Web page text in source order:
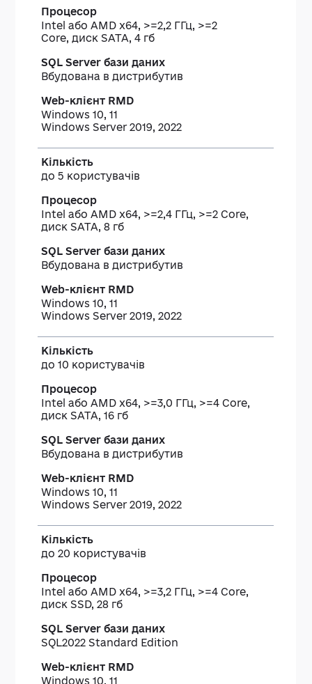
Intel або AMD x64, >=2,2 ГГц, >=2
Core, диск SATA, 4 гб
Вбудована в дистрибутив
Windows 10, 11
Windows Server 2019, 2022
до 5 користувачів
Intel або AMD x64, >=2,4 ГГц, >=2 Core,
диск SATA, 8 гб
Вбудована в дистрибутив
Windows 10, 11
Windows Server 2019, 2022
до 10 користувачів
Intel або AMD x64, >=3,0 ГГц, >=4 Core,
диск SATA, 16 гб
Вбудована в дистрибутив
Windows 10, 11
Windows Server 2019, 2022
до 20 користувачів
Intel або AMD x64, >=3,2 ГГц, >=4 Core,
диск SSD, 28 гб
SQL2022 Standard Edition
Windows 10, 11